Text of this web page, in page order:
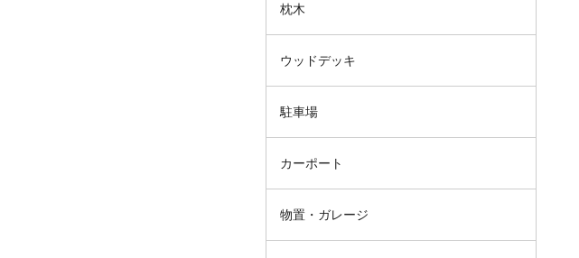
枕木
ウッドデッキ
駐車場
カーポート
物置・ガレージ